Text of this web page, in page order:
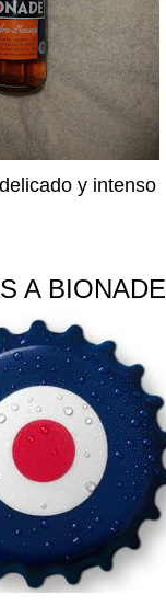
intenso
BIONADE